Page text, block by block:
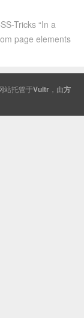
Tricks “In a
page elements
托管于Vultr ，由方